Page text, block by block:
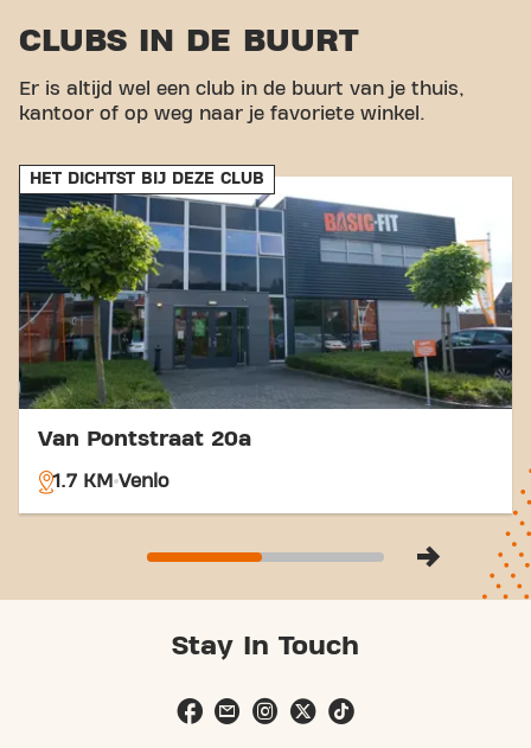
Auto:Er is parkeergelegenheid beschikbaar in de
Bus:De dichtstbijzijnde bushaltes zijn
Winkelveldstraat Venlo en Buys Ballotstraat,
Met onze centrale ligging en toegankelijke
vervoersverbindingen is het bereiken van je
fitnessdoelen nog nooit zo makkelijk geweest. Kom
naar Basic-Fit Venlo Nijmeegseweg in Venlo en
maak deel uit van onze fitnessgemeenschap.
CLUBS IN DE BUURT
Er is altijd wel een club in de buurt van je thuis,
kantoor of op weg naar je favoriete winkel.
HET DICHTST BIJ DEZE CLUB
Van Pontstraat 20a
1.7 KM Venlo
Stay In Touch